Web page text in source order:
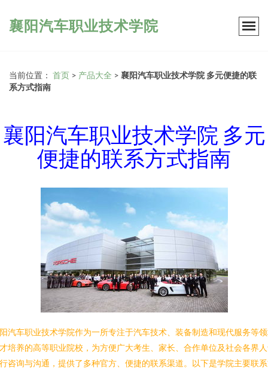
襄阳汽车职业技术学院
当前位置： 首页 > 产品大全 > 襄阳汽车职业技术学院 多元便捷的联
系方式指南
襄阳汽车职业技术学院 多元
便捷的联系方式指南
汽车职业技术学院作为一所专注于汽车技术、装备制造和现代服务等
培养的高等职业院校，为方便广大考生、家长、合作单位及社会各界
咨询与沟通，提供了多种官方、便捷的联系渠道。以下是学院主要联